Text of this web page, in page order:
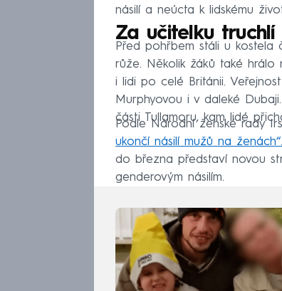
násilí a neúcta k lidskému
Za učitelku
Před pohřbem stáli u kostela
růže. Několik žáků také hrálo
i lidi po celé Británii.
Murphyovou i v daleké
části Tullamoru, kam lidé
Podle Národní ženské rady
ukončí násilí mužů na ženách“.
do března představí novou
genderovým násilím.